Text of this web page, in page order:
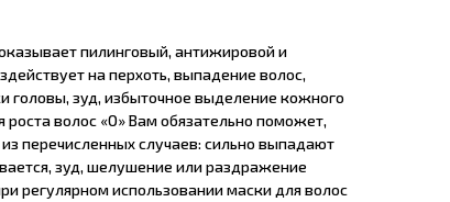
пилинговый, антижировой и
на перхоть, выпадение волос,
головы, зуд, избыточное выделение кожного
волос «О» Вам обязательно поможет,
перечисленных случаев: сильно выпадают
зуд, шелушение или раздражение
регулярном использовании маски для волос